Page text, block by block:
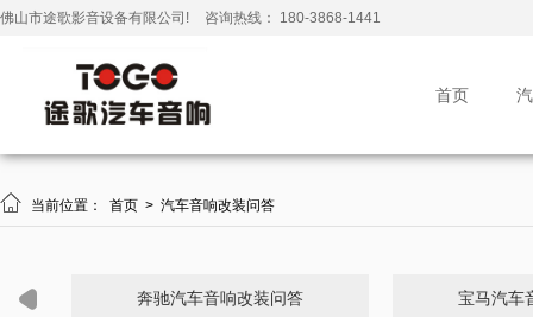
佛山市途歌影音设备有限公司! 咨询热线： 180-3868-1441
首页
 当前位置： 首页 > 汽车音响改装问答
奔驰汽车音响改装问答 宝马汽车